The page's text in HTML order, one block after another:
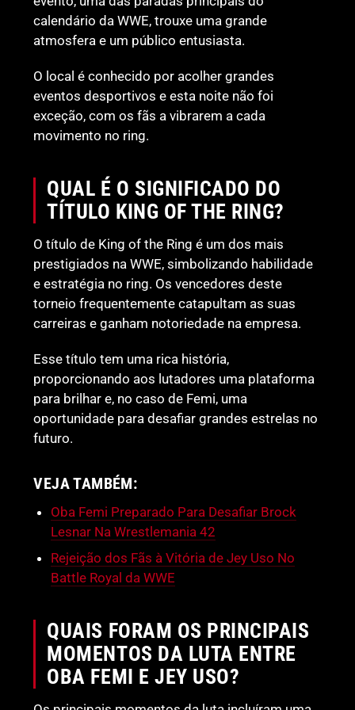
calendário da WWE, trouxe uma grande
atmosfera e um público entusiasta.
O local é conhecido por acolher grandes
eventos desportivos e esta noite não foi
exceção, com os fãs a vibrarem a cada
movimento no ring.
QUAL É O SIGNIFICADO DO
TÍTULO KING OF THE RING?
O título de King of the Ring é um dos mais
prestigiados na WWE, simbolizando habilidade
e estratégia no ring. Os vencedores deste
torneio frequentemente catapultam as suas
carreiras e ganham notoriedade na empresa.
Esse título tem uma rica história,
proporcionando aos lutadores uma plataforma
para brilhar e, no caso de Femi, uma
oportunidade para desafiar grandes estrelas no
futuro.
VEJA TAMBÉM:
Oba Femi Preparado Para Desafiar Brock
Lesnar Na Wrestlemania 42
Rejeição dos Fãs à Vitória de Jey Uso No
Battle Royal da WWE
QUAIS FORAM OS PRINCIPAIS
MOMENTOS DA LUTA ENTRE
OBA FEMI E JEY USO?